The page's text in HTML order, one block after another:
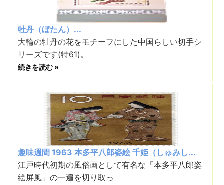
牡丹（ぼたん）...
大輪の牡丹の花をモチーフにした中国らしい切手シ
リーズです(特61)。
続きを読む »
趣味週間 1963 本多平八郎姿絵 千姫（しゅみし...
江戸時代初期の風俗画として有名な「本多平八郎姿
絵屏風」の一遍を切り取っ